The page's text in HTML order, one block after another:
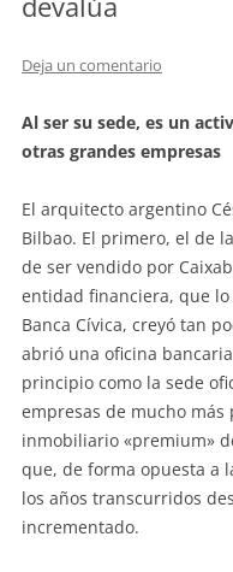
Deja un comentario
Al ser su sede, es un
otras grandes empresas
El arquitecto argentino
Bilbao. El primero, el de
de ser vendido por
entidad financiera, que
Banca Cívica, creyó tan
abrió una oficina
principio como la sede
empresas de mucho
inmobiliario «premium»
que, de forma opuesta a
los años transcurridos
incrementado.